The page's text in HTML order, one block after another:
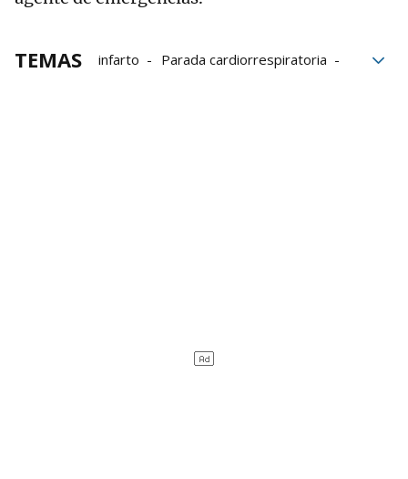
TEMAS infarto
Parada cardiorrespiratoria